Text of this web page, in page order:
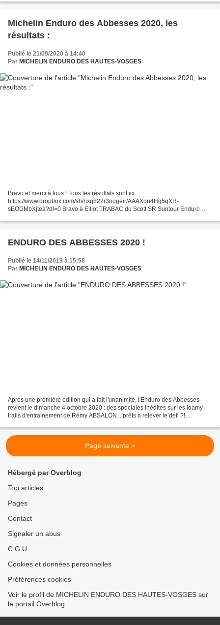
Michelin Enduro des Abbesses 2020, les
résultats :
Publié le 21/09/2020 à 14:40
Par MICHELIN ENDURO DES HAUTES-VOSGES
Bravo et merci à tous ! Tous les résultats sont ici :
https://www.dropbox.com/sh/rixq822r3nogeir/AAAXqn4Hg5qXR-
sEOGMbXjtea?dl=0 Bravo à Elliot TRABAC du Scott SR Suntour Enduro
ENDURO DES ABBESSES 2020 !
Publié le 14/11/2019 à 15:58
Par MICHELIN ENDURO DES HAUTES-VOSGES
Après une première édition qui a fait l'unanimité, l'Enduro des Abbesses
revient le dimanche 4 octobre 2020 : des spéciales inédites sur les loamy
trails d'entrainement de Rémy ABSALON... prêts à relever le défi ?!
Page suivante >
Hébergé par Overblog
Top articles
Pages
Contact
Signaler un abus
C.G.U.
Cookies et données personnelles
Préférences cookies
Voir le profil de MICHELIN ENDURO DES HAUTES-VOSGES sur
le portail Overblog